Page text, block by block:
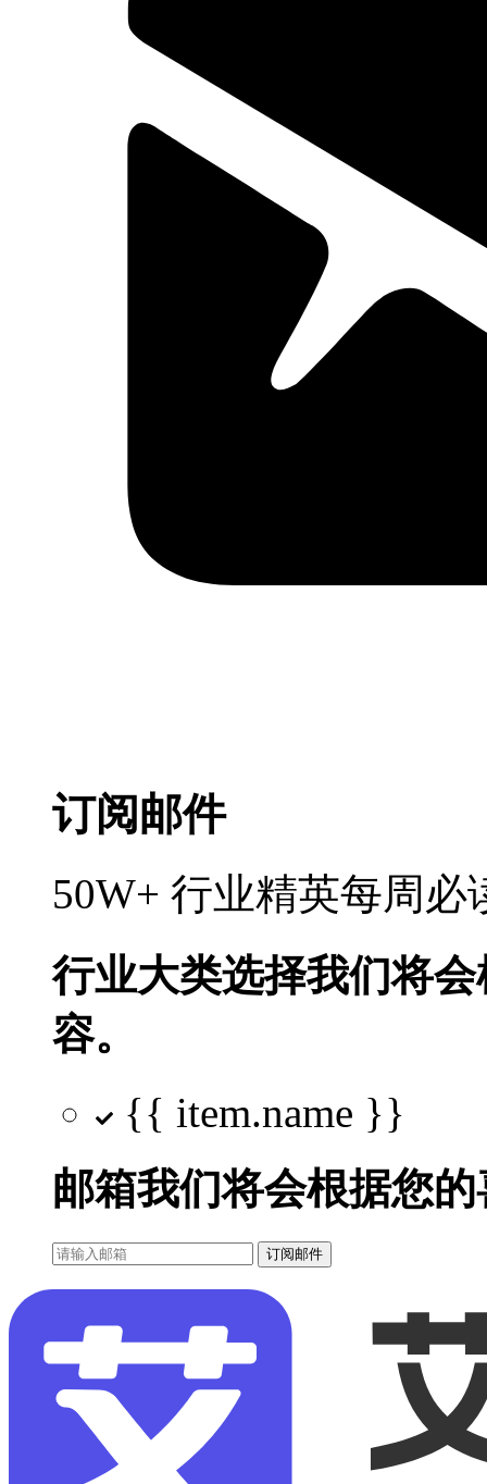
订阅邮件
50W+ 行业精英每周
行业大类选择我们将
容。
{{ item.name }}
邮箱我们将会根据您
订阅邮件